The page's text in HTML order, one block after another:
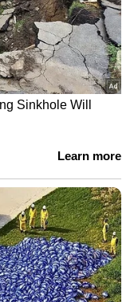
മനുഷ്യ
ദൗത്യത്തിന്‍റെ
കേന്ദ്രമായി ഈ